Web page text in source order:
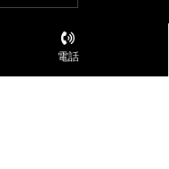
電話